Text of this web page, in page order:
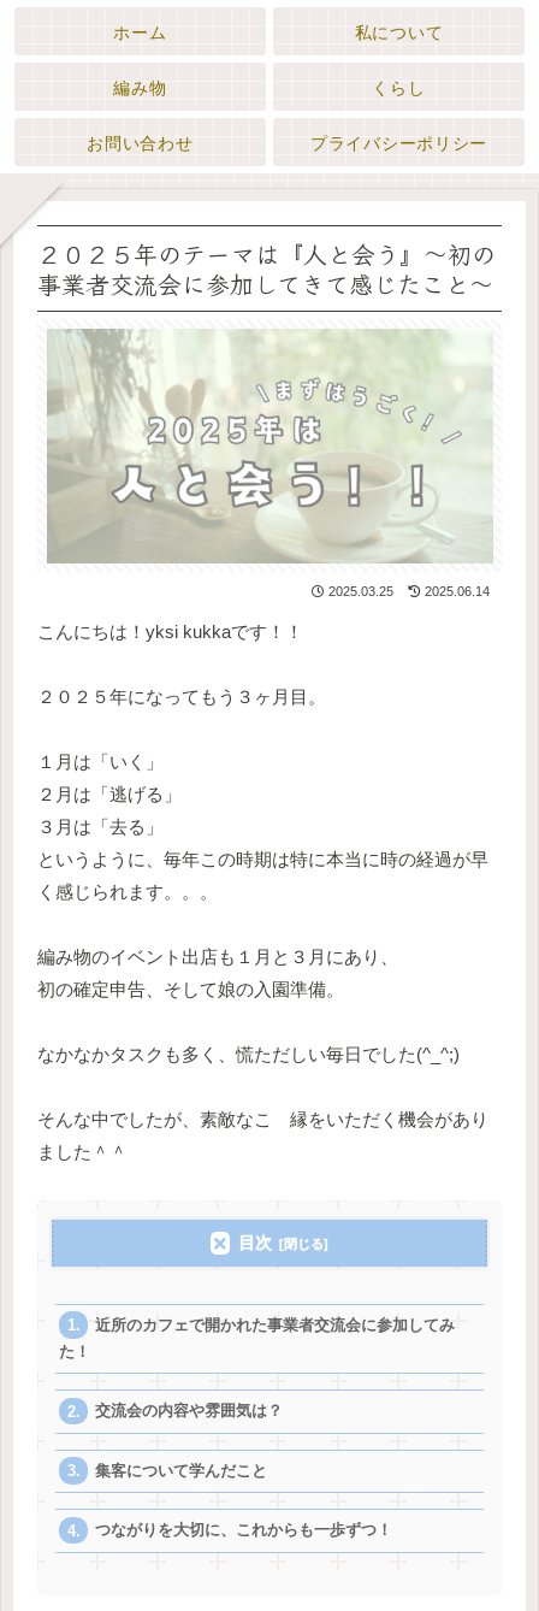
ホーム 私について
編み物 くらし
お問い合わせ プライバシーポリシー
２０２５年のテーマは『人と会う』〜初の
事業者交流会に参加してきて感じたこと〜
2025.03.25 2025.06.14
こんにちは！yksi kukkaです！！
２０２５年になってもう３ヶ月目。
１月は「いく」
２月は「逃げる」
３月は「去る」
というように、毎年この時期は特に本当に時の経過が早
く感じられます。。。
編み物のイベント出店も１月と３月にあり、
初の確定申告、そして娘の入園準備。
なかなかタスクも多く、慌ただしい毎日でした(^_^;)
そんな中でしたが、素敵なこ゚縁をいただく機会があり
ました＾＾
目次
近所のカフェで開かれた事業者交流会に参加してみ
た！
交流会の内容や雰囲気は？
集客について学んだこと
つながりを大切に、これからも一歩ずつ！